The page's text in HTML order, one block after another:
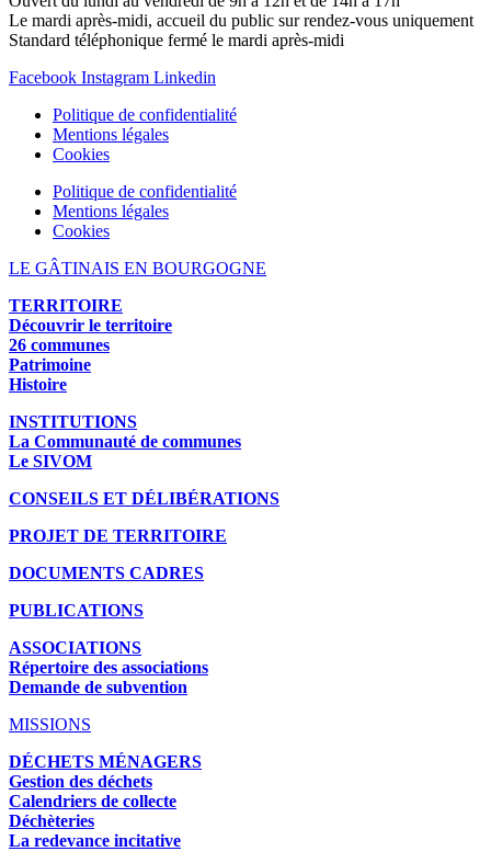
Le mardi après-midi, accueil du public sur rendez-vous uniquement
Standard téléphonique fermé le mardi après-midi
Facebook Instagram Linkedin
Politique de confidentialité
Mentions légales
Cookies
Politique de confidentialité
Mentions légales
Cookies
LE GÂTINAIS EN BOURGOGNE
TERRITOIRE
Découvrir le territoire
26 communes
Patrimoine
Histoire
INSTITUTIONS
La Communauté de communes
Le SIVOM
CONSEILS ET DÉLIBÉRATIONS
PROJET DE TERRITOIRE
DOCUMENTS CADRES
PUBLICATIONS
ASSOCIATIONS
Répertoire des associations
Demande de subvention
MISSIONS
DÉCHETS MÉNAGERS
Gestion des déchets
Calendriers de collecte
Déchèteries
La redevance incitative